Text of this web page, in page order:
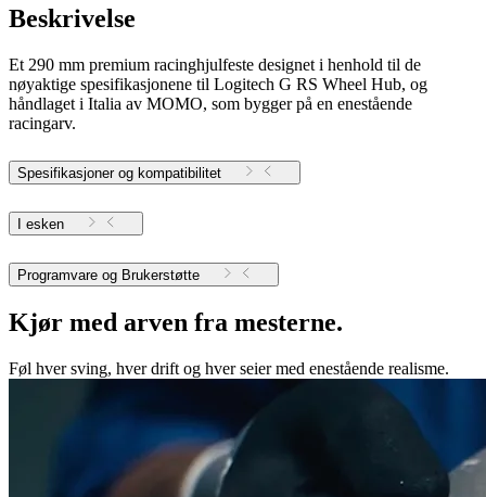
Beskrivelse
Et 290 mm premium racinghjulfeste designet i henhold til de
nøyaktige spesifikasjonene til Logitech G RS Wheel Hub, og
håndlaget i Italia av MOMO, som bygger på en enestående
racingarv.
Spesifikasjoner og kompatibilitet
I esken
Programvare og Brukerstøtte
Kjør med arven fra mesterne.
Føl hver sving, hver drift og hver seier med enestående realisme.